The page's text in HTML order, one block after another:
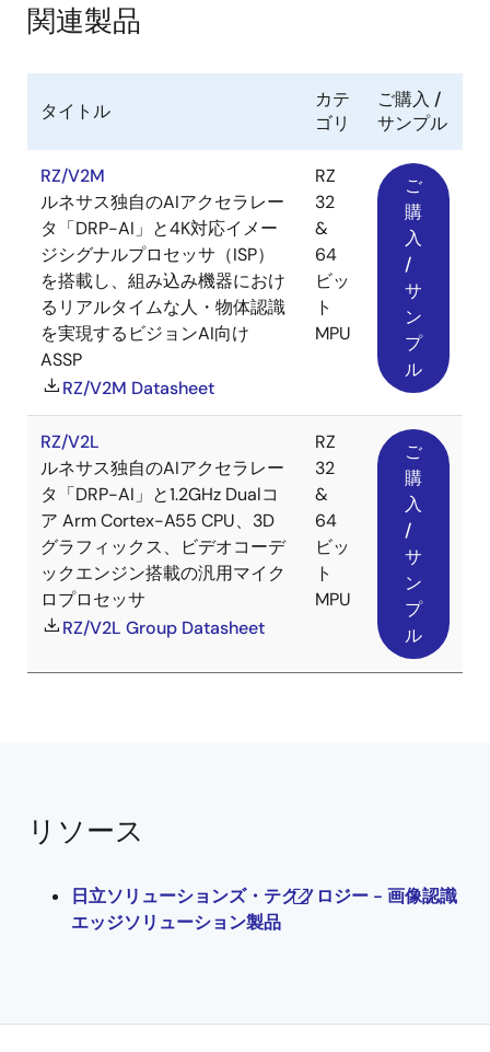
関連製品
タイトル
カテ
ゴリ
ご購入 /
サンプル
RZ/V2M
ルネサス独自のAIアクセラレー
タ「DRP-AI」と4K対応イメー
ジシグナルプロセッサ（ISP）
を搭載し、組み込み機器におけ
るリアルタイムな人・物体認識
を実現するビジョンAI向け
ASSP
RZ/V2M Datasheet
RZ
32
&
64
ビッ
ト
MPU
ご
購
入
/
サ
ン
プ
ル
RZ/V2L
ルネサス独自のAIアクセラレー
タ「DRP-AI」と1.2GHz Dualコ
ア Arm Cortex-A55 CPU、3D
グラフィックス、ビデオコーデ
ックエンジン搭載の汎用マイク
ロプロセッサ
RZ/V2L Group Datasheet
RZ
32
&
64
ビッ
ト
MPU
ご
購
入
/
サ
ン
プ
ル
リソース
日立ソリューションズ・テクノロジー - 画像認識
エッジソリューション製品